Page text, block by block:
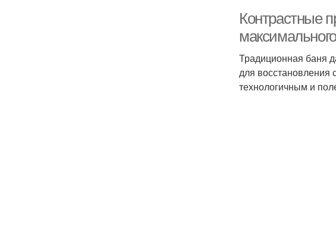
Контрастные
Традиционная баня
для восстановления
технологичным и